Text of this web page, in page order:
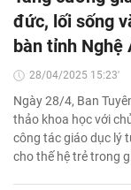
đức, lối sống
bàn tỉnh Nghệ
28/04/2025 15:23'
Ngày 28/4, Ban
thảo khoa học với
công tác giáo dục lý
cho thế hệ trẻ trong